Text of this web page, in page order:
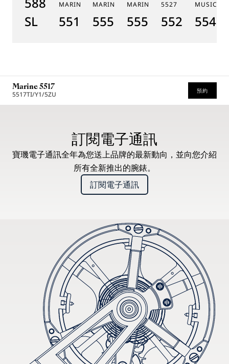
SL
MARINE 5517
5517BR/Y2/9ZU
MARINE HORA MUNDI 5555
5555BH/YS/9WV
MARINE HORA MUNDI 5557
5557BR/YS/5WV
5527
5527BR/
Marine 5517
5517TI/Y1/5ZU 預約
訂閱電子通訊
寶璣電子通訊全年為您送上品牌的最新動向，並向您介紹
所有全新推出的腕錶。
訂閱電子通訊